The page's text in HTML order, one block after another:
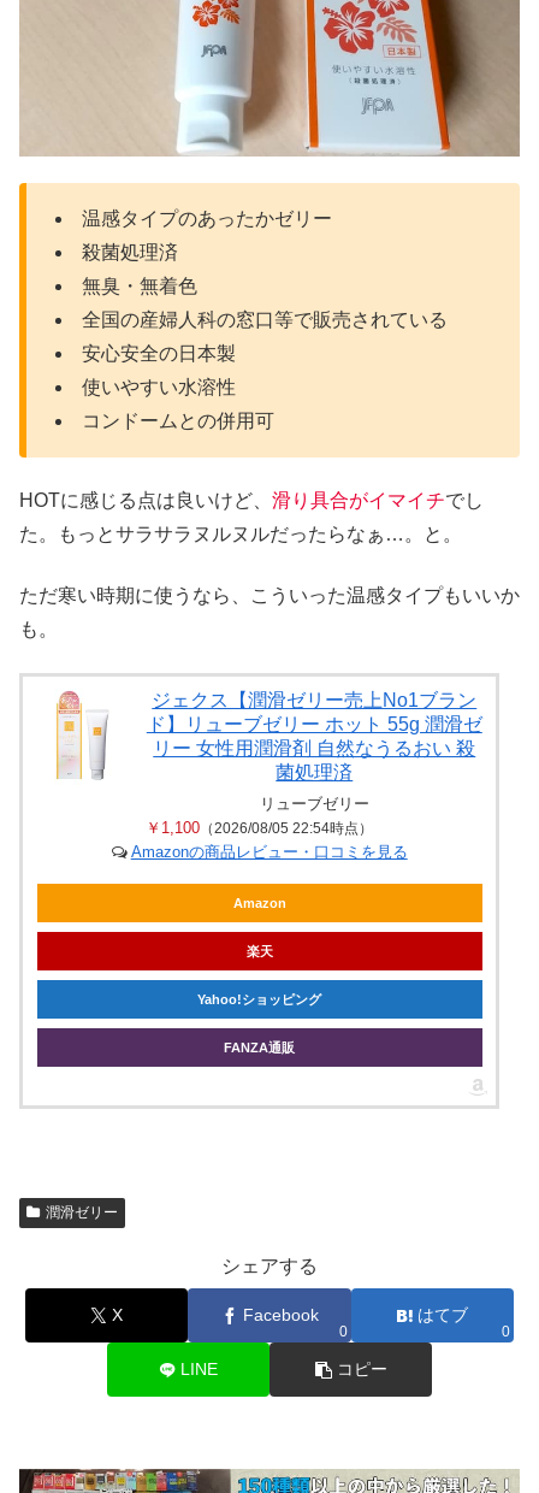
温感タイプのあったかゼリー
殺菌処理済
無臭・無着色
全国の産婦人科の窓口等で販売されている
安心安全の日本製
使いやすい水溶性
コンドームとの併用可
HOTに感じる点は良いけど、 滑り具合がイマイチでし
た。もっとサラサラヌルヌルだったらなぁ…。と。
ただ寒い時期に使うなら、こういった温感タイプもいいか
も。
ジェクス【潤滑ゼリー売上No1ブラン
ド】リューブゼリー ホット 55g 潤滑ゼ
リー 女性用潤滑剤 自然なうるおい 殺
菌処理済
リューブゼリー
￥1,100 （2026/08/05 22:54時点）
Amazonの商品レビュー・口コミを見る
Amazon
楽天
Yahoo!ショッピング
FANZA通販
潤滑ゼリー
シェアする
X Facebook
0
はてブ
0
LINE コピー